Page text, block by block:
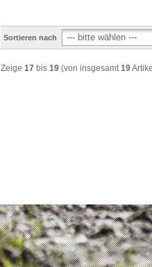
Sortieren nach
Zeige 17 bis 19 (von insgesamt 19